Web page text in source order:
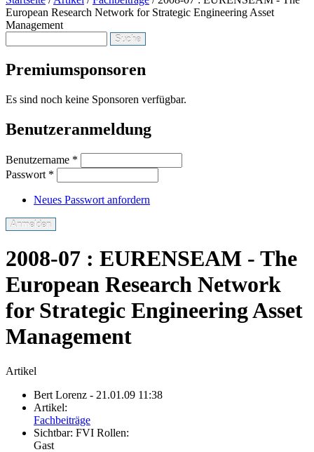
European Research Network for Strategic Engineering Asset
Management
Premiumsponsoren
Es sind noch keine Sponsoren verfügbar.
Benutzeranmeldung
Benutzername *
Passwort *
Neues Passwort anfordern
2008-07 : EURENSEAM - The
European Research Network
for Strategic Engineering Asset
Management
Artikel
Bert Lorenz - 21.01.09 11:38
Artikel:
Fachbeiträge
Sichtbar: FVI Rollen:
Gast